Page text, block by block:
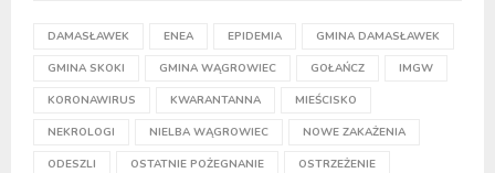
DAMASŁAWEK ENEA EPIDEMIA GMINA DAMASŁAWEK
GMINA SKOKI GMINA WĄGROWIEC GOŁAŃCZ IMGW
KORONAWIRUS KWARANTANNA MIEŚCISKO
NEKROLOGI NIELBA WĄGROWIEC NOWE ZAKAŻENIA
ODESZLI OSTATNIE POŻEGNANIE OSTRZEŻENIE